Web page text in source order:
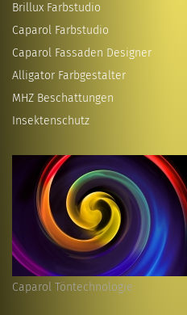
Brillux Farbstudio
Caparol Farbstudio
Caparol Fassaden Designer
Alligator Farbgestalter
MHZ Beschattungen
Insektenschutz
Caparol Töntechnologie